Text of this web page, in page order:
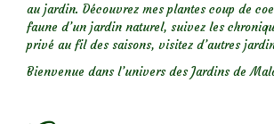
au jardin. Découvrez mes plantes coup de
faune d’un jardin naturel, suivez les
privé au fil des saisons, visitez d’autres
Bienvenue dans l’univers des Jardins de